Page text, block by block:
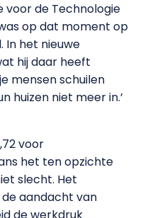
voor de Technologie
op dat moment op
In het nieuwe
hij daar heeft
mensen schuilen
huizen niet meer in.’
voor
het ten opzichte
slecht. Het
aandacht van